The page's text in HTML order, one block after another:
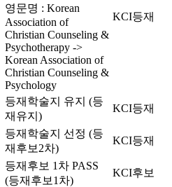
영문명 : Korean
Association of
Christian Counseling &
Psychotherapy ->
Korean Association of
Christian Counseling &
Psychology
KCI등재
등재학술지 유지 (등
재유지)
KCI등재
등재학술지 선정 (등
재후보2차)
KCI등재
등재후보 1차 PASS
(등재후보1차)
KCI후보